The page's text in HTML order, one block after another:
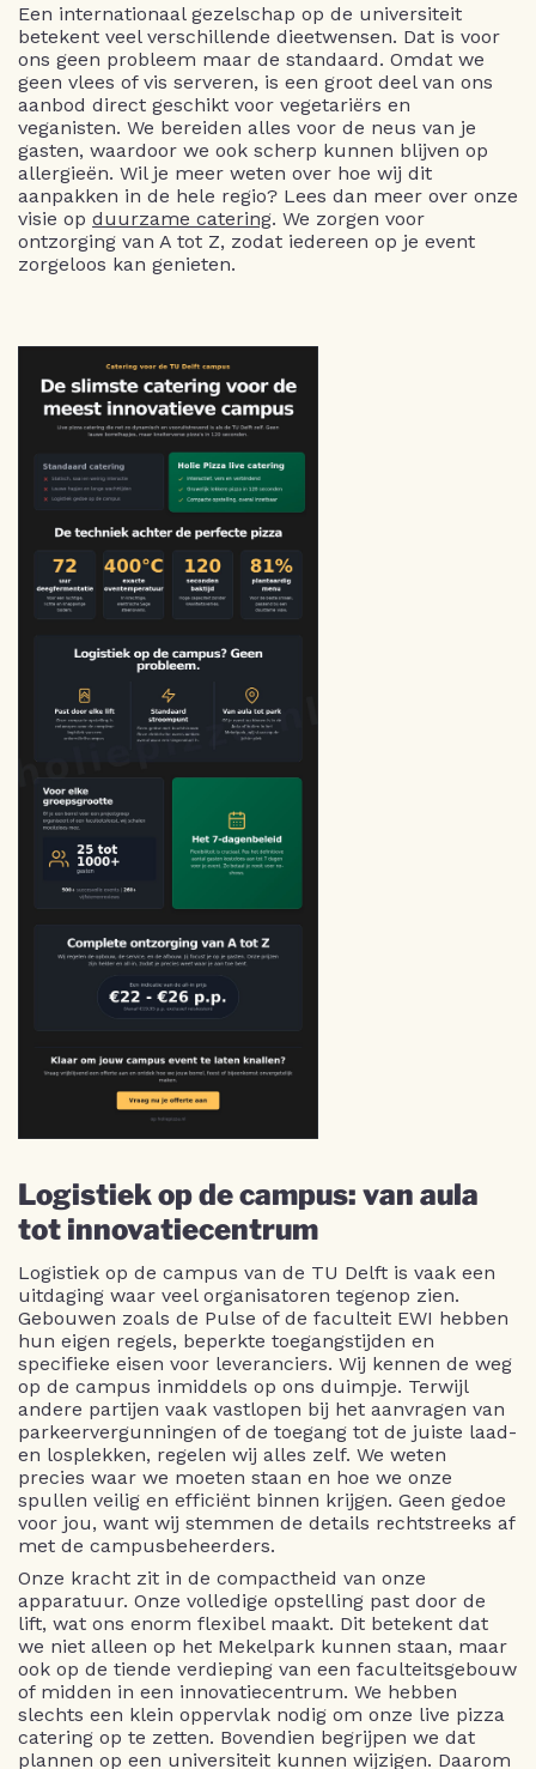
Een internationaal gezelschap op de universiteit
betekent veel verschillende dieetwensen. Dat is voor
ons geen probleem maar de standaard. Omdat we
geen vlees of vis serveren, is een groot deel van ons
aanbod direct geschikt voor vegetariërs en
veganisten. We bereiden alles voor de neus van je
gasten, waardoor we ook scherp kunnen blijven op
allergieën. Wil je meer weten over hoe wij dit
aanpakken in de hele regio? Lees dan meer over onze
visie op duurzame catering. We zorgen voor
ontzorging van A tot Z, zodat iedereen op je event
zorgeloos kan genieten.
Logistiek op de campus: van aula
tot innovatiecentrum
Logistiek op de campus van de TU Delft is vaak een
uitdaging waar veel organisatoren tegenop zien.
Gebouwen zoals de Pulse of de faculteit EWI hebben
hun eigen regels, beperkte toegangstijden en
specifieke eisen voor leveranciers. Wij kennen de weg
op de campus inmiddels op ons duimpje. Terwijl
andere partijen vaak vastlopen bij het aanvragen van
parkeervergunningen of de toegang tot de juiste laad-
en losplekken, regelen wij alles zelf. We weten
precies waar we moeten staan en hoe we onze
spullen veilig en efficiënt binnen krijgen. Geen gedoe
voor jou, want wij stemmen de details rechtstreeks af
met de campusbeheerders.
Onze kracht zit in de compactheid van onze
apparatuur. Onze volledige opstelling past door de
lift, wat ons enorm flexibel maakt. Dit betekent dat
we niet alleen op het Mekelpark kunnen staan, maar
ook op de tiende verdieping van een faculteitsgebouw
of midden in een innovatiecentrum. We hebben
slechts een klein oppervlak nodig om onze live pizza
catering op te zetten. Bovendien begrijpen we dat
plannen op een universiteit kunnen wijzigen. Daarom